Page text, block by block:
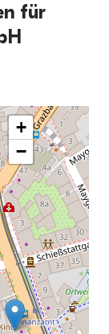
für
+
−